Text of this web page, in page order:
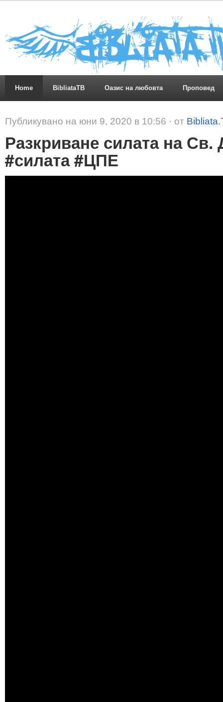
Home BibliataTB Оазис на любовта Проповед
Публикувано на юни 9, 2020 в 10:56 · от
Разкриване силата на Св.
#силата #ЦПЕ